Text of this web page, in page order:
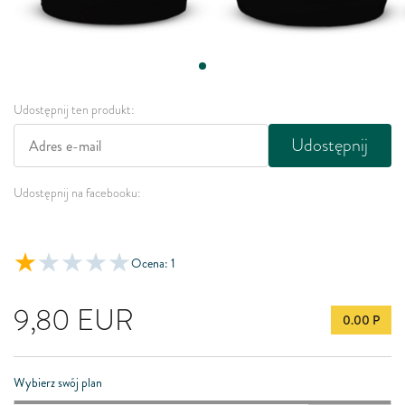
Udostępnij ten produkt:
Udostępnij
Udostępnij na facebooku:
Ocena: 1
9,80 EUR 0.00 P
Wybierz swój plan